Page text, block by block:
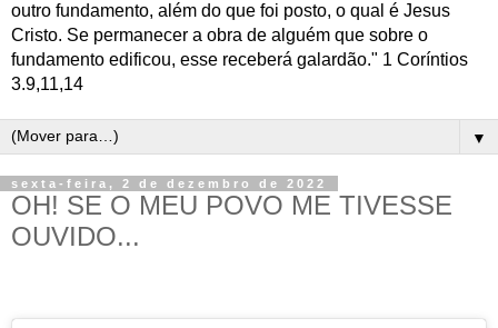
outro fundamento, além do que foi posto, o qual é Jesus
Cristo. Se permanecer a obra de alguém que sobre o
fundamento edificou, esse receberá galardão." 1 Coríntios
3.9,11,14
▼
sexta-feira, 2 de dezembro de 2022
OH! SE O MEU POVO ME TIVESSE
OUVIDO...